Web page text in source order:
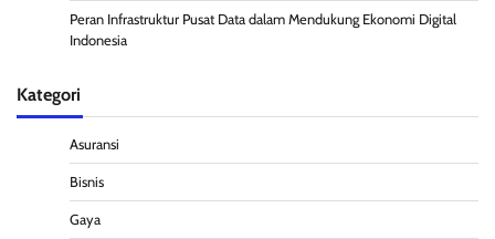
Peran Infrastruktur Pusat Data dalam Mendukung Ekonomi Digital
Indonesia
Kategori
Asuransi
Bisnis
Gaya